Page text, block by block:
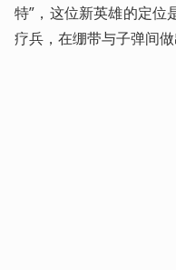
特”，这位新英雄的定位
疗兵，在绷带与子弹间做